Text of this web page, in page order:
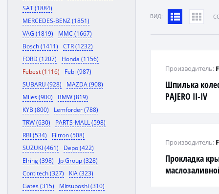
SAT (1884)
MERCEDES-BENZ (1851)
VAG (1819)
MMC (1667)
Bosch (1411)
CTR (1232)
FORD (1207)
Honda (1156)
Febest (1116)
Febi (987)
SUBARU (928)
MAZDA (908)
Miles (900)
BMW (819)
KYB (800)
Lemforder (788)
TRW (630)
PARTS-MALL (598)
RBI (534)
Filtron (508)
SUZUKI (461)
Depo (422)
Elring (398)
Jp Group (328)
Contitech (327)
KIA (323)
Gates (315)
Mitsuboshi (310)
ВИД:
Шпилька
PAJERO II-IV
Производитель:
Прокладка
Производитель: